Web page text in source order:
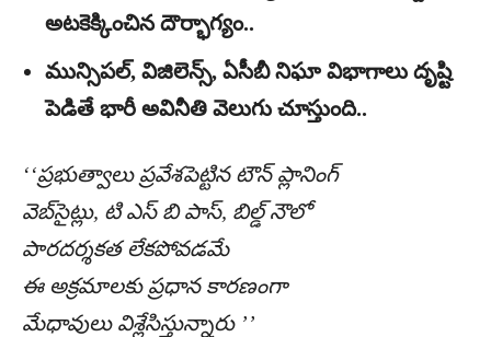
అటకెక్కించిన దౌర్భాగ్యం..
మున్సిపల్‌, విజిలెన్స్‌, ఏసీబీ నిఘా విభాగాలు దృష్టి
పెడితే భారీ అవినీతి వెలుగు చూస్తుంది..
‘‘ప్రభుత్వాలు ప్రవేశపెట్టిన టౌన్‌ ప్లానింగ్‌
వెబ్‌సైట్లు, టి ఎస్‌ బి పాస్‌, బిల్డ్‌ నౌలో
పారదర్శకత లేకపోవడమే
ఈ అక్రమాలకు ప్రధాన కారణంగా
మేధావులు విశ్లేసిస్తున్నారు ’’